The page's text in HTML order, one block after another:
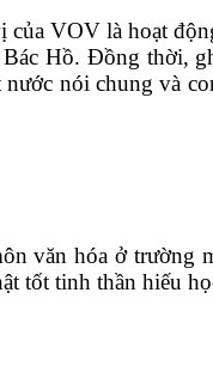
VOV là hoạt
Hồ. Đồng thời,
nói chung và
văn hóa ở trường
tinh thần hiếu